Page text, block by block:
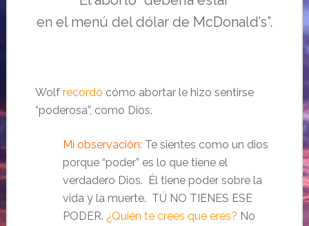
en el menú del dólar de McDonald’s”.
Wolf recordó cómo abortar le hizo sentirse
“poderosa”, como Dios.
Mi observación: Te sientes como un dios
porque “poder” es lo que tiene el
verdadero Dios. Él tiene poder sobre la
vida y la muerte. TÚ NO TIENES ESE
PODER. ¿Quién te crees que eres? No